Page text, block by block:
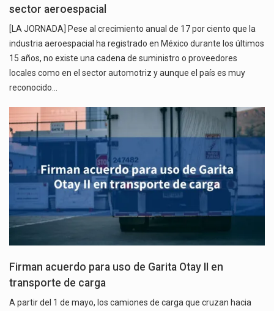
sector aeroespacial
[LA JORNADA] Pese al crecimiento anual de 17 por ciento que la
industria aeroespacial ha registrado en México durante los últimos
15 años, no existe una cadena de suministro o proveedores
locales como en el sector automotriz y aunque el país es muy
reconocido…
Firman acuerdo para uso de Garita Otay II en
transporte de carga
A partir del 1 de mayo, los camiones de carga que cruzan hacia